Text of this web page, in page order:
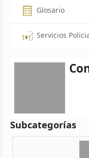
Glosario
Servicios
Subcategorías